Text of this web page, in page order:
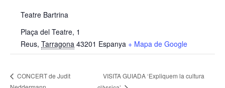
Teatre Bartrina
Plaça del Teatre, 1
Reus, Tarragona 43201 Espanya + Mapa de Google
CONCERT de Judit
VISITA GUIADA ‘Expliquem la cultura